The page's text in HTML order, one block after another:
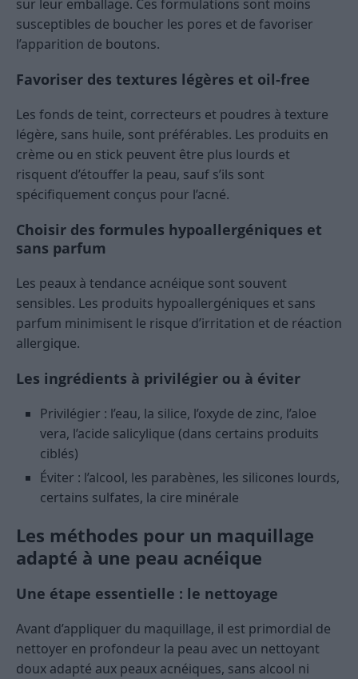
sur leur emballage. Ces formulations sont moins
susceptibles de boucher les pores et de favoriser
l’apparition de boutons.
Favoriser des textures légères et oil-free
Les fonds de teint, correcteurs et poudres à texture
légère, sans huile, sont préférables. Les produits en
crème ou en stick peuvent être plus lourds et
risquent d’étouffer la peau, sauf s’ils sont
spécifiquement conçus pour l’acné.
Choisir des formules hypoallergéniques et
sans parfum
Les peaux à tendance acnéique sont souvent
sensibles. Les produits hypoallergéniques et sans
parfum minimisent le risque d’irritation et de réaction
allergique.
Les ingrédients à privilégier ou à éviter
Privilégier : l’eau, la silice, l’oxyde de zinc, l’aloe
vera, l’acide salicylique (dans certains produits
ciblés)
Éviter : l’alcool, les parabènes, les silicones lourds,
certains sulfates, la cire minérale
Les méthodes pour un maquillage
adapté à une peau acnéique
Une étape essentielle : le nettoyage
Avant d’appliquer du maquillage, il est primordial de
nettoyer en profondeur la peau avec un nettoyant
doux adapté aux peaux acnéiques, sans alcool ni